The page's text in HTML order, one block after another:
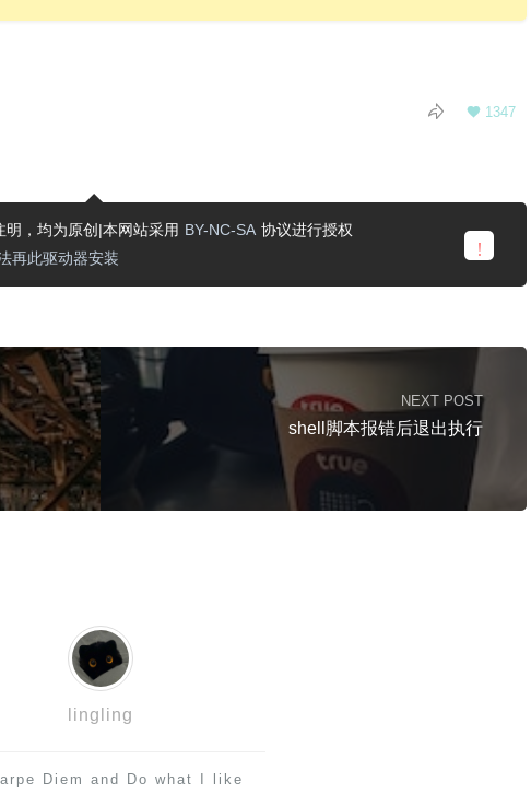
 1347

，均为原创|本网站采用 BY-NC-SA 协议进行授权
再此驱动器安装
NEXT POST
shell脚本报错后退出执行
lingling
Diem and Do what I like